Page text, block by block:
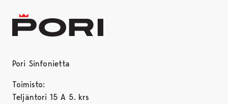
Pori Sinfonietta
Toimisto:
Teljäntori 15 A 5. krs